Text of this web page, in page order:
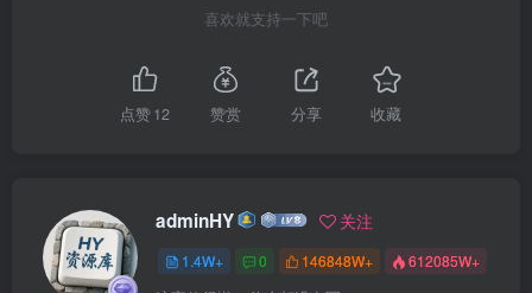
喜欢就支持一下吧
点赞12 赞赏 分享 收藏
adminHY 关注
1.4W+ 0 146848W+ 612085W+